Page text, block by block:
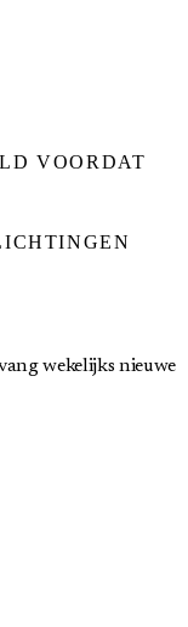
VOORDAT
wekelijks nieuwe